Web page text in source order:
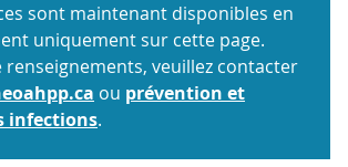
sont maintenant disponibles en
uniquement sur cette page.
renseignements, veuillez contacter
ou prévention et
infections.